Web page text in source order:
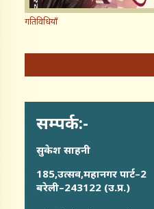
गतिविधियाँ
सम्पर्क:-
सुकेश साहनी
185,उत्सव,महानगर पार्ट–2
बरेली–243122 (उ.प्र.)